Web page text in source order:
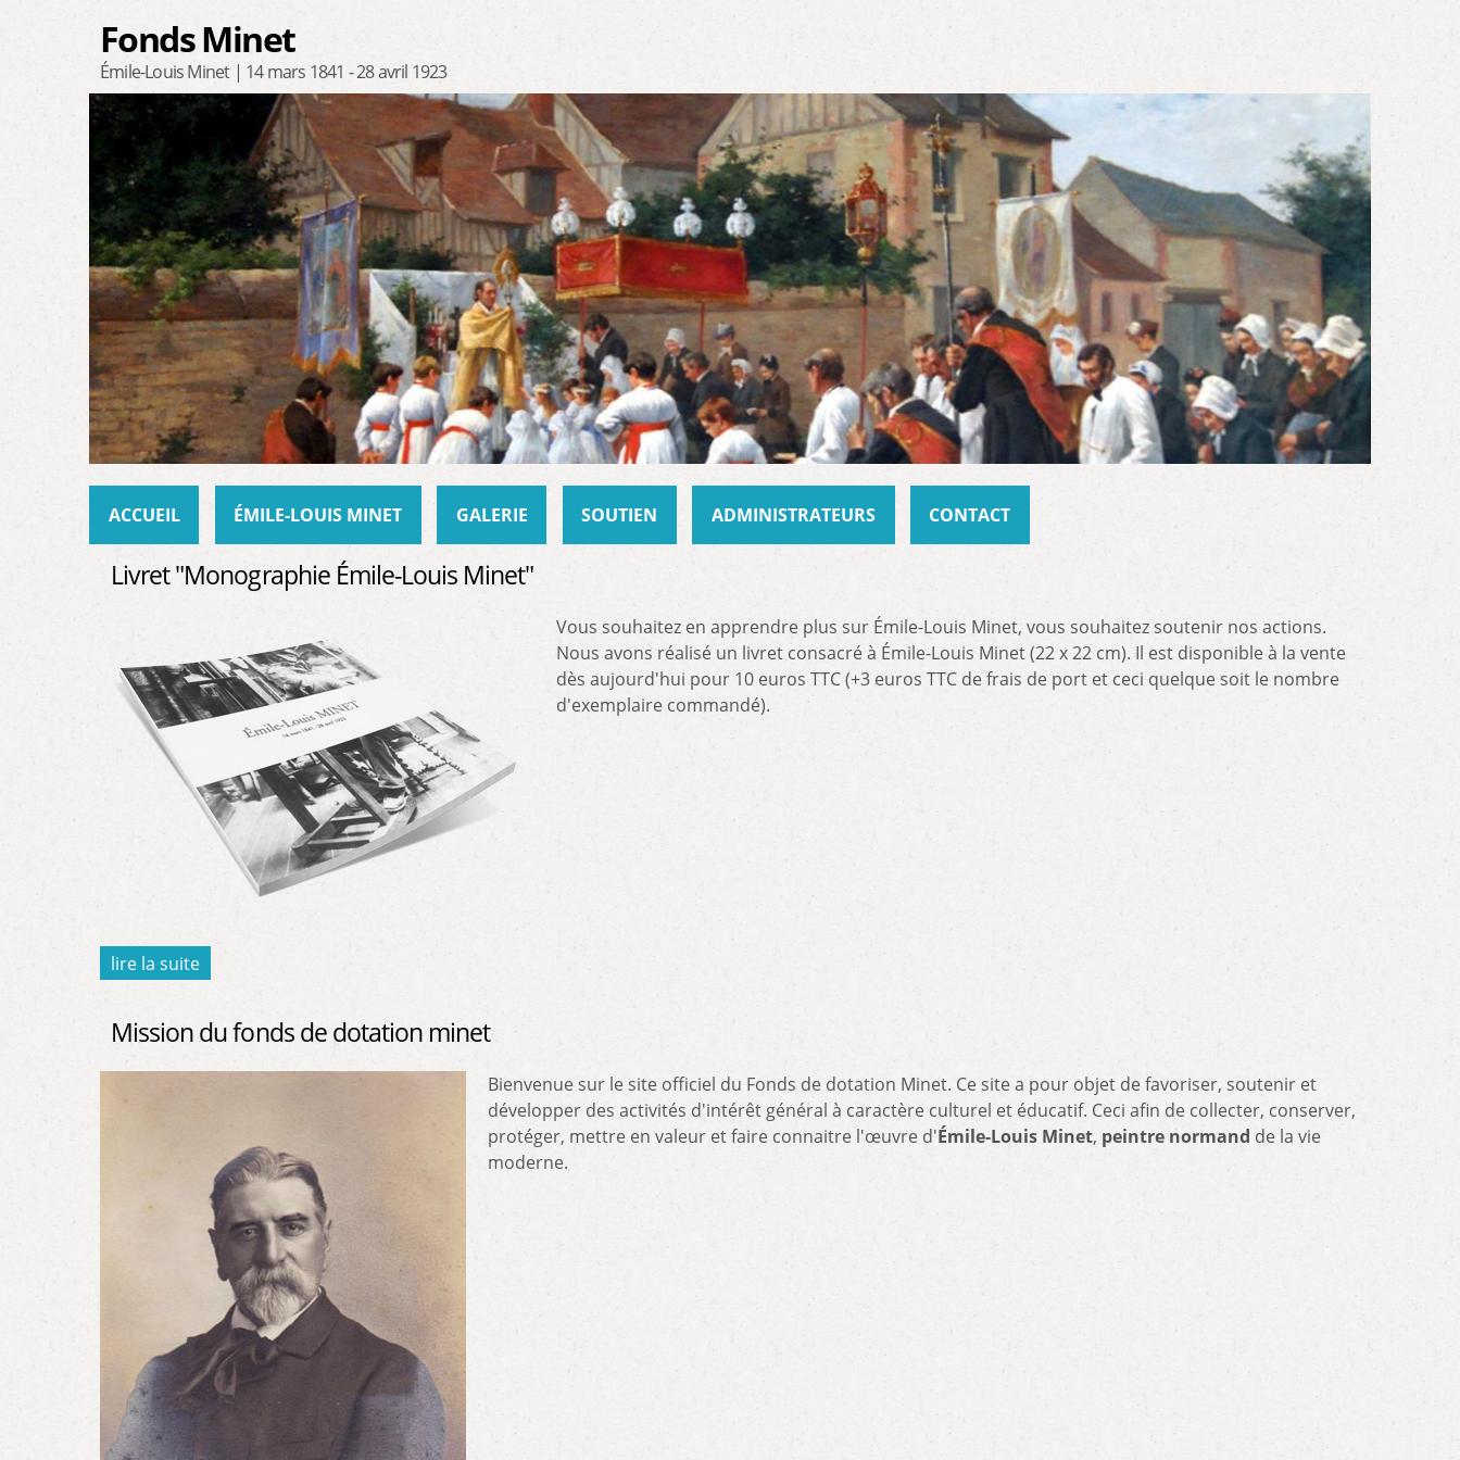
Fonds Minet
Émile-Louis Minet | 14 mars 1841 - 28 avril 1923
ACCUEIL ÉMILE-LOUIS MINET GALERIE SOUTIEN ADMINISTRATEURS CONTACT
Livret "Monographie Émile-Louis Minet"
Vous souhaitez en apprendre plus sur Émile-Louis Minet, vous souhaitez soutenir nos actions.
Nous avons réalisé un livret consacré à Émile-Louis Minet (22 x 22 cm). Il est disponible à la vente
dès aujourd'hui pour 10 euros TTC (+3 euros TTC de frais de port et ceci quelque soit le nombre
d'exemplaire commandé).
lire la suite
Mission du fonds de dotation minet
Bienvenue sur le site officiel du Fonds de dotation Minet. Ce site a pour objet de favoriser, soutenir et
développer des activités d'intérêt général à caractère culturel et éducatif. Ceci afin de collecter, conserver,
protéger, mettre en valeur et faire connaitre l'œuvre d'Émile-Louis Minet, peintre normand de la vie
moderne.